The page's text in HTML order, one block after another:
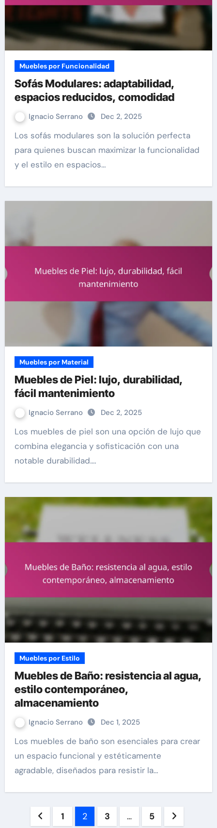
Muebles por Funcionalidad
Sofás Modulares: adaptabilidad,
espacios reducidos, comodidad
Ignacio Serrano Dec 2, 2025
Los sofás modulares son la solución perfecta
para quienes buscan maximizar la funcionalidad
y el estilo en espacios…
Muebles por Material
Muebles de Piel: lujo, durabilidad,
fácil mantenimiento
Ignacio Serrano Dec 2, 2025
Los muebles de piel son una opción de lujo que
combina elegancia y sofisticación con una
notable durabilidad.…
Muebles por Estilo
Muebles de Baño: resistencia al agua,
estilo contemporáneo,
almacenamiento
Ignacio Serrano Dec 1, 2025
Los muebles de baño son esenciales para crear
un espacio funcional y estéticamente
agradable, diseñados para resistir la…
Posts
1 2 3 … 5